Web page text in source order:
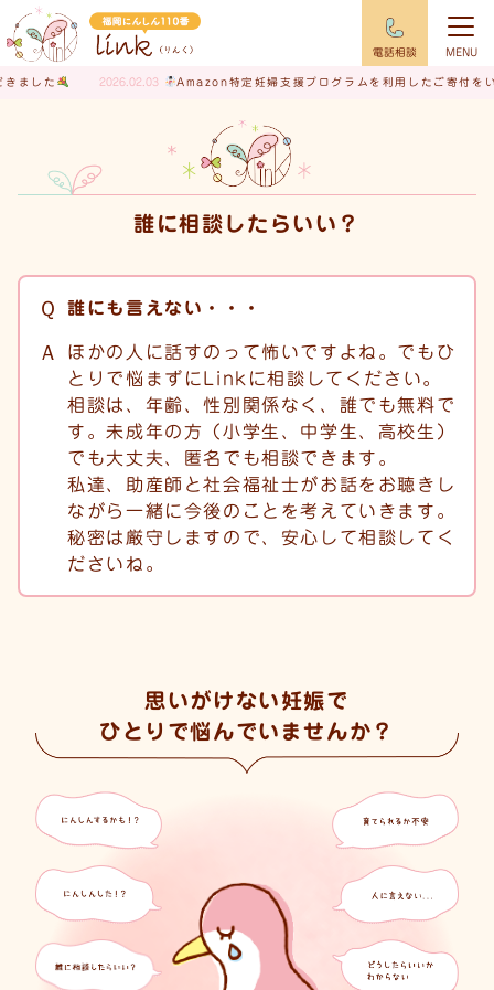
電話相談 MENU
2026.02.03 Amazon特定妊婦支援プログラムを利用したご寄付をいただきま
ホーム ▸Q&A▸誰に相談したらいい？
誰に相談したらいい？
誰にも言えない・・・
ほかの人に話すのって怖いですよね。でもひ
とりで悩まずにLinkに相談してください。
相談は、年齢、性別関係なく、誰でも無料で
す。未成年の方（小学生、中学生、高校生）
でも大丈夫、匿名でも相談できます。
私達、助産師と社会福祉士がお話をお聴きし
ながら一緒に今後のことを考えていきます。
秘密は厳守しますので、安心して相談してく
ださいね。
思いがけない妊娠で
ひとりで悩んでいませんか？